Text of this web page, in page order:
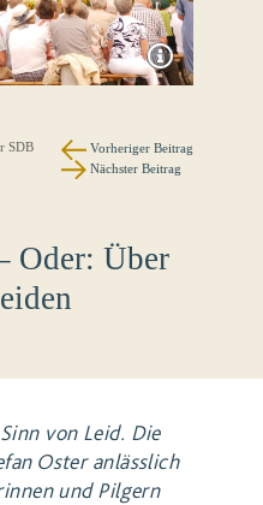
SDB
Vorheriger Beitrag
Nächster Beitrag
Oder: Über
von Leid. Die
Oster anlässlich
und Pilgern